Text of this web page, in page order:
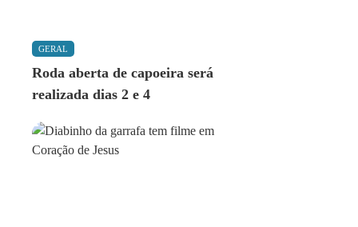
GERAL
Roda aberta de capoeira será
realizada dias 2 e 4